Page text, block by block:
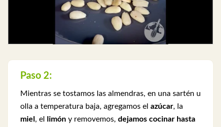
Paso 2:
Mientras se tostamos las almendras, en una sartén u
olla a temperatura baja, agregamos el azúcar, la
miel , el limón y removemos, dejamos cocinar hasta